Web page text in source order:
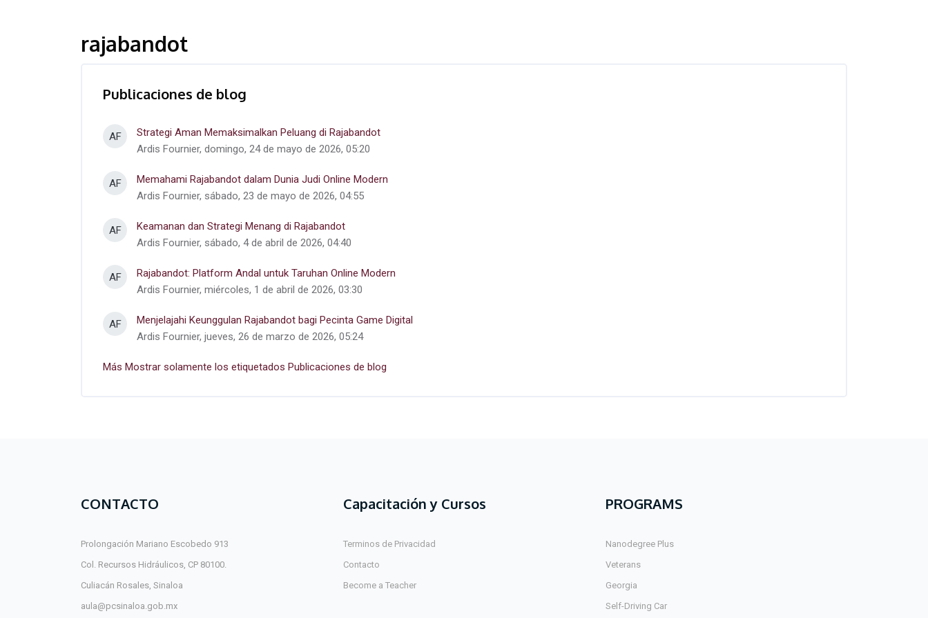
rajabandot
Publicaciones de blog
AF
Strategi Aman Memaksimalkan Peluang di Rajabandot
Ardis Fournier, domingo, 24 de mayo de 2026, 05:20
AF
Memahami Rajabandot dalam Dunia Judi Online Modern
Ardis Fournier, sábado, 23 de mayo de 2026, 04:55
AF
Keamanan dan Strategi Menang di Rajabandot
Ardis Fournier, sábado, 4 de abril de 2026, 04:40
AF
Rajabandot: Platform Andal untuk Taruhan Online Modern
Ardis Fournier, miércoles, 1 de abril de 2026, 03:30
AF
Menjelajahi Keunggulan Rajabandot bagi Pecinta Game Digital
Ardis Fournier, jueves, 26 de marzo de 2026, 05:24
Más Mostrar solamente los etiquetados Publicaciones de blog
CONTACTO
Prolongación Mariano Escobedo 913
Col. Recursos Hidráulicos, CP 80100.
Culiacán Rosales, Sinaloa
aula@pcsinaloa.gob.mx
Capacitación y Cursos
Terminos de Privacidad
Contacto
Become a Teacher
PROGRAMS
Nanodegree Plus
Veterans
Georgia
Self-Driving Car